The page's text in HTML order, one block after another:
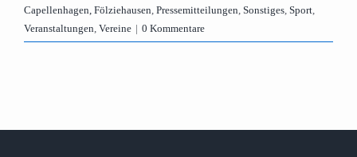
Capellenhagen, Fölziehausen, Pressemitteilungen, Sonstiges, Sport,
Veranstaltungen, Vereine | 0 Kommentare